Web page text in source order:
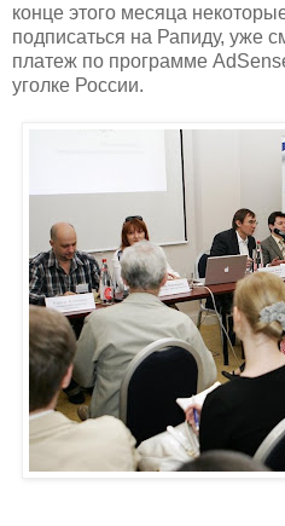
конце этого месяца
подписаться на Рапиду, уже
платеж по программе
уголке России.